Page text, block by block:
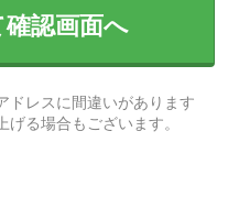
認画面へ
ドレスに間違いがあります
る場合もございます。